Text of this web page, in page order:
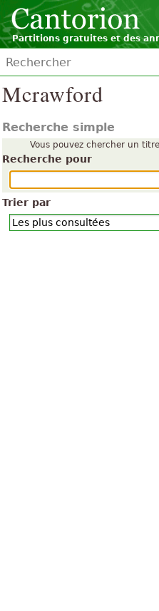
Partitions gratuites et des
Mcrawford
Recherche simple
Vous pouvez chercher un
Recherche pour
Trier par